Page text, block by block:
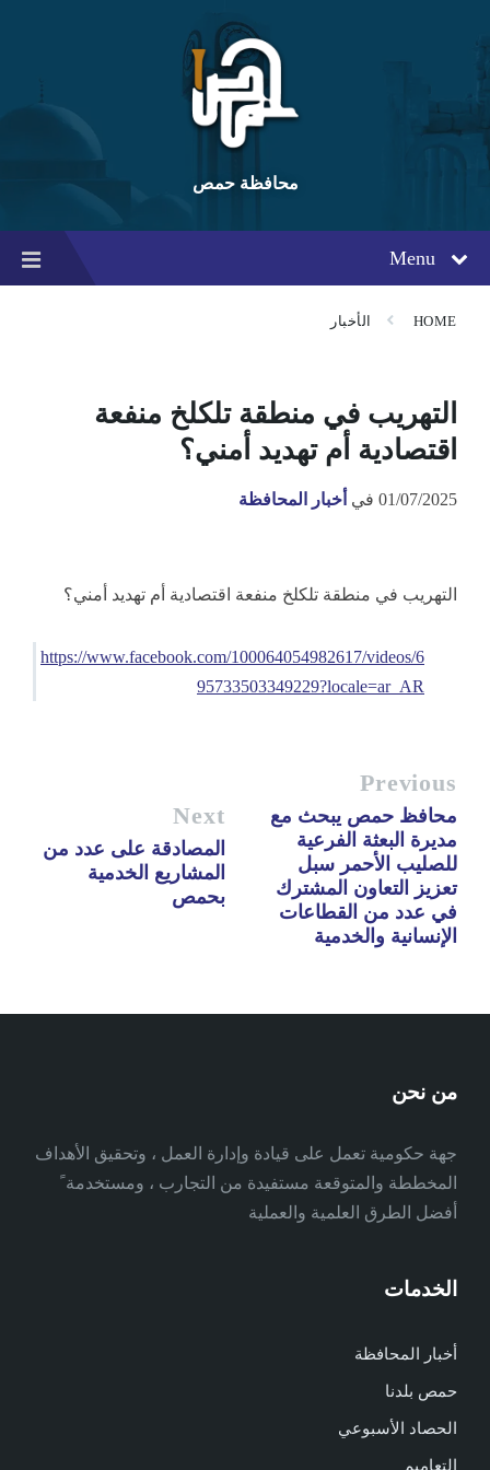
content
main
navigation
footer
محافظة حمص
Menu
HOME الأخبار
التهريب في منطقة تلكلخ منفعة
اقتصادية أم تهديد أمني؟
01/07/2025 في أخبار المحافظة
التهريب في منطقة تلكلخ منفعة اقتصادية أم تهديد أمني؟
https://www.facebook.com/100064054982617/videos/6
95733503349229?locale=ar_AR
Previous
محافظ حمص يبحث مع
مديرة البعثة الفرعية
للصليب الأحمر سبل
تعزيز التعاون المشترك
في عدد من القطاعات
الإنسانية والخدمية
Next
المصادقة على عدد من
المشاريع الخدمية
بحمص
من نحن
جهة حكومية تعمل على قيادة وإدارة العمل ، وتحقيق الأهداف
المخططة والمتوقعة مستفيدة من التجارب ، ومستخدمة ً
أفضل الطرق العلمية والعملية
الخدمات
أخبار المحافظة
حمص بلدنا
الحصاد الأسبوعي
التعاميم